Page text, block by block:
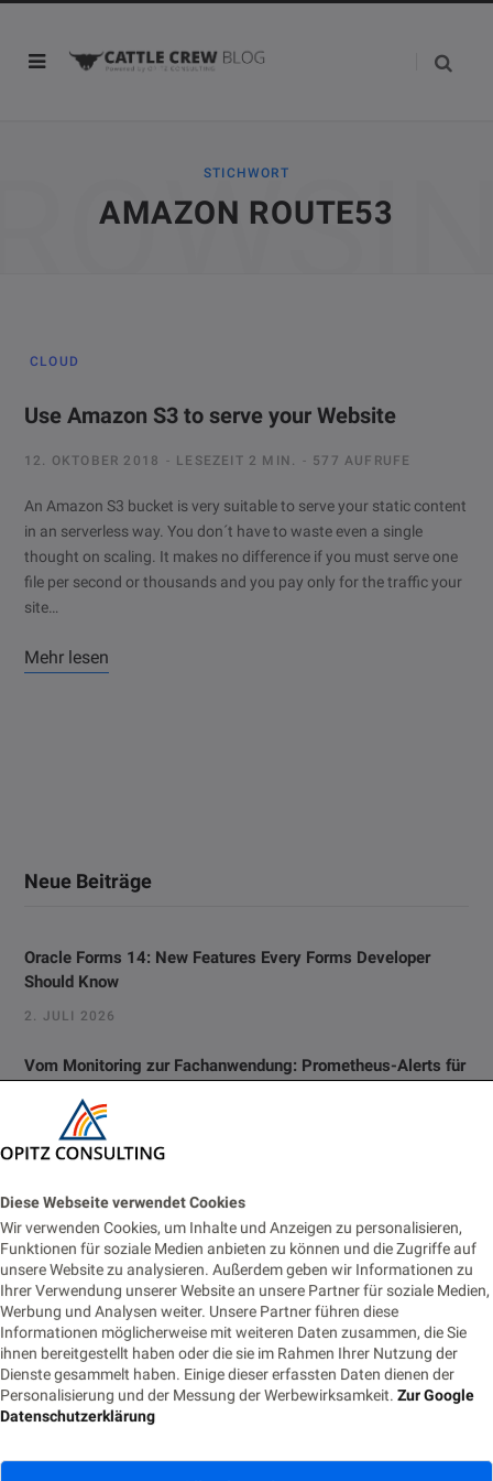
Diese Webseite verwendet Cookies
Wir verwenden Cookies, um Inhalte und Anzeigen zu personalisieren,
Funktionen für soziale Medien anbieten zu können und die Zugriffe auf
unsere Website zu analysieren. Außerdem geben wir Informationen zu
Ihrer Verwendung unserer Website an unsere Partner für soziale Medien,
Werbung und Analysen weiter. Unsere Partner führen diese
Informationen möglicherweise mit weiteren Daten zusammen, die Sie
ihnen bereitgestellt haben oder die sie im Rahmen Ihrer Nutzung der
Dienste gesammelt haben. Einige dieser erfassten Daten dienen der
Personalisierung und der Messung der Werbewirksamkeit. Zur Google
Datenschutzerklärung
STICHWORT
AMAZON ROUTE53
CLOUD
Use Amazon S3 to serve your Website
12. OKTOBER 2018 LESEZEIT 2 MIN. 577 AUFRUFE
An Amazon S3 bucket is very suitable to serve your static content
in an serverless way. You don´t have to waste even a single
thought on scaling. It makes no difference if you must serve one
file per second or thousands and you pay only for the traffic your
site…
Mehr lesen
Neue Beiträge
Oracle Forms 14: New Features Every Forms Developer
Should Know
2. JULI 2026
Vom Monitoring zur Fachanwendung: Prometheus-Alerts für
22. JUNI 2026
Cloud-Modul
18. JUNI 2026
Die Nachtwache: Rufbereitschaft für IT-Profis
9. JUNI 2026
Tags